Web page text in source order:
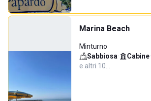
Marina Beach
Minturno
Sabbiosa· Cabine·
e altri 10…